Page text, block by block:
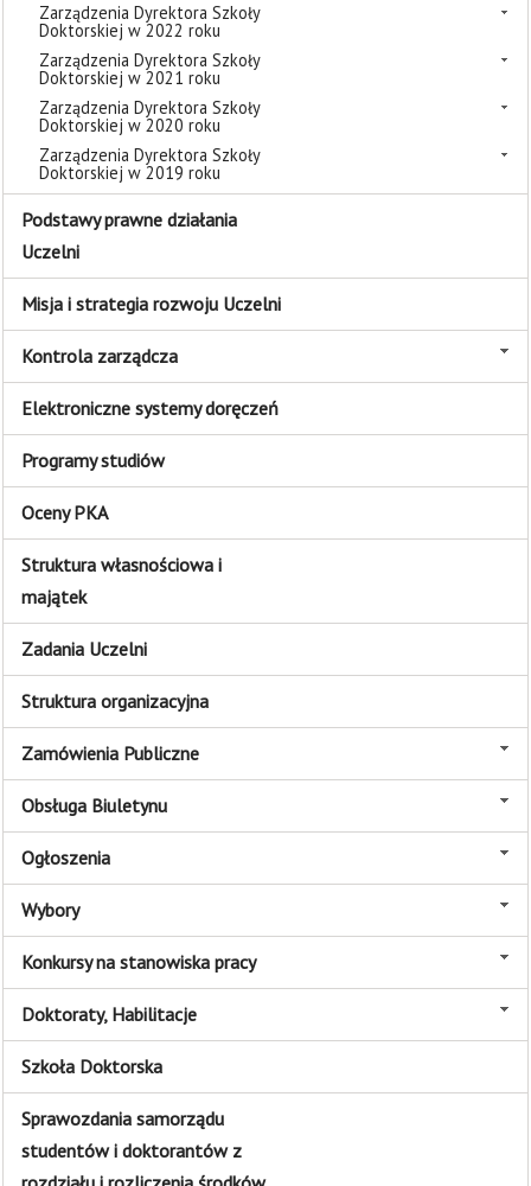
Zarządzenia Dyrektora Szkoły
Doktorskiej w 2022 roku
Zarządzenia Dyrektora Szkoły
Doktorskiej w 2021 roku
Zarządzenia Dyrektora Szkoły
Doktorskiej w 2020 roku
Zarządzenia Dyrektora Szkoły
Doktorskiej w 2019 roku
Podstawy prawne działania
Uczelni
Misja i strategia rozwoju Uczelni
Kontrola zarządcza
Elektroniczne systemy doręczeń
Programy studiów
Oceny PKA
Struktura własnościowa i
majątek
Zadania Uczelni
Struktura organizacyjna
Zamówienia Publiczne
Obsługa Biuletynu
Ogłoszenia
Wybory
Konkursy na stanowiska pracy
Doktoraty, Habilitacje
Szkoła Doktorska
Sprawozdania samorządu
studentów i doktorantów z